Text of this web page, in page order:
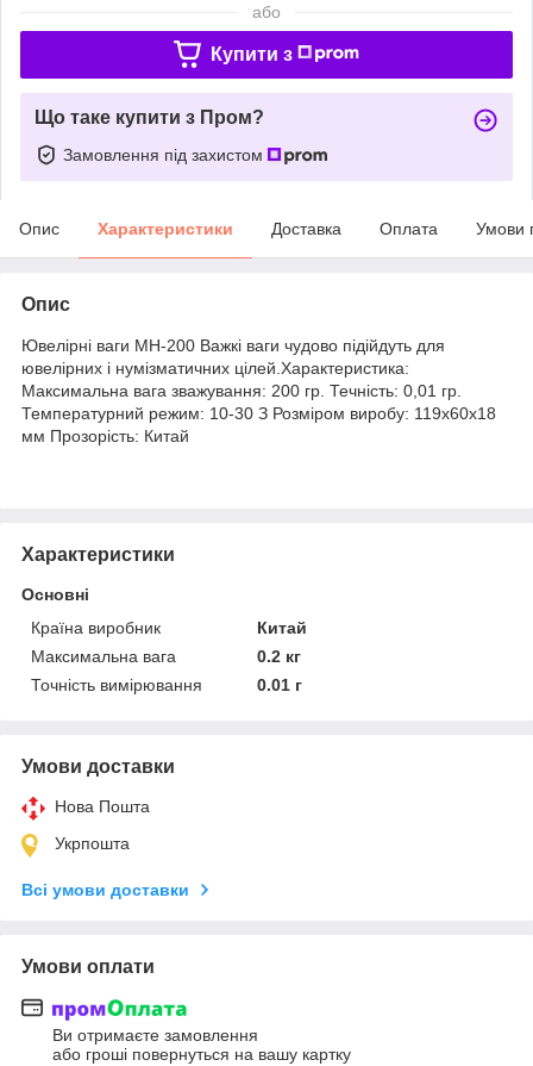
або
Купити з
Що таке купити з Пром?
Замовлення під захистом
Опис Характеристики Доставка Оплата Умови
Опис
Ювелірні ваги MH-200 Важкі ваги чудово підійдуть для
ювелірних і нумізматичних цілей.Характеристика:
Максимальна вага зважування: 200 гр. Течність: 0,01 гр.
Температурний режим: 10-30 З Розміром виробу: 119х60х18
мм Прозорість: Китай
Характеристики
Основні
Країна виробник
Китай
Максимальна вага
0.2 кг
Точність вимірювання
0.01 г
Умови доставки
Нова Пошта
Укрпошта
Всі умови доставки
Умови оплати
Ви отримаєте замовлення
або гроші повернуться на вашу картку